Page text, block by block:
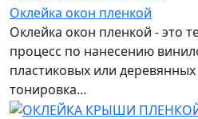
Оклейка окон пленкой
Оклейка окон пленкой - это
процесс по нанесению
пластиковых или
тонировка…